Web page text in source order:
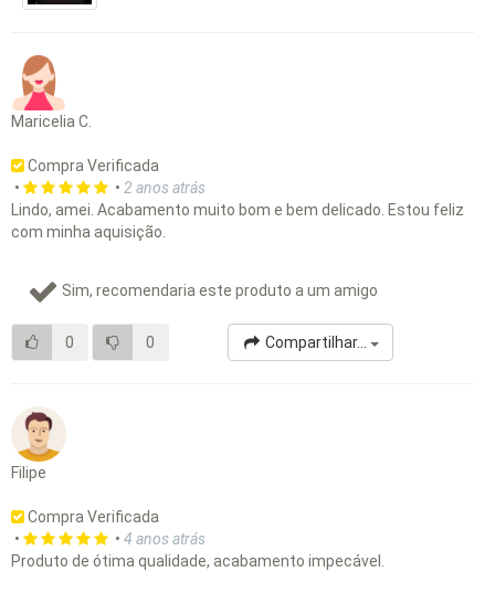
Maricelia C.
Compra Verificada
•
• 2 anos atrás
Lindo, amei. Acabamento muito bom e bem delicado. Estou feliz
com minha aquisição.
Sim, recomendaria este produto a um amigo
0 0 Compartilhar...
Filipe
Compra Verificada
•
• 4 anos atrás
Produto de ótima qualidade, acabamento impecável.